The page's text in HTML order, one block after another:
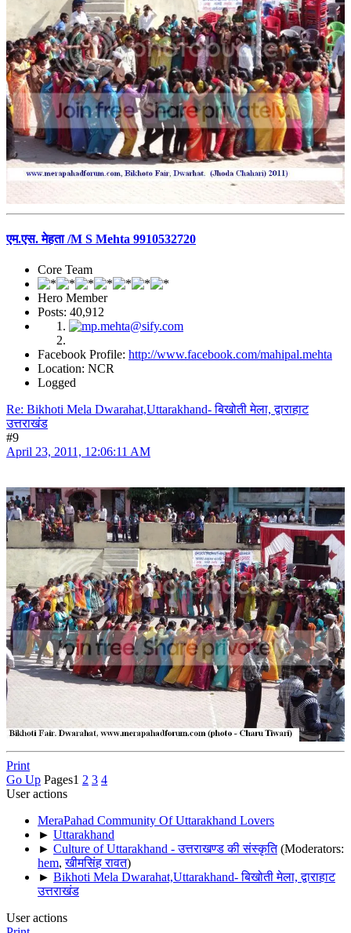
एम.एस. मेहता /M S Mehta 9910532720
Core Team
Hero Member
Posts: 40,912
Facebook Profile: http://www.facebook.com/mahipal.mehta
Location: NCR
Logged
Re: Bikhoti Mela Dwarahat,Uttarakhand- बिखोती मेला, द्वाराहाट
उत्तराखंड
#9
April 23, 2011, 12:06:11 AM
Print
Go Up Pages1 2 3 4
User actions
MeraPahad Community Of Uttarakhand Lovers
► Uttarakhand
► Culture of Uttarakhand - उत्तराखण्ड की संस्कृति (Moderators:
hem,खीमसिंह रावत)
► Bikhoti Mela Dwarahat,Uttarakhand- बिखोती मेला, द्वाराहाट
उत्तराखंड
User actions